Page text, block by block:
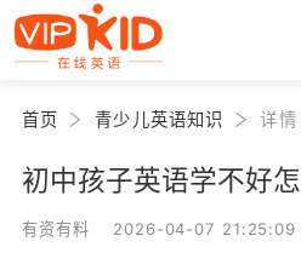
首页 青少儿英语知识 详情
初中孩子英语学不好
有资有料 2026-04-07 21:25:09